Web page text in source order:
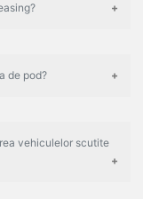
de pod?
vehiculelor scutite